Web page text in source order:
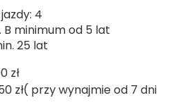
4
minimum od 5 lat
25 lat
zł
zł( przy wynajmie od 7 dni